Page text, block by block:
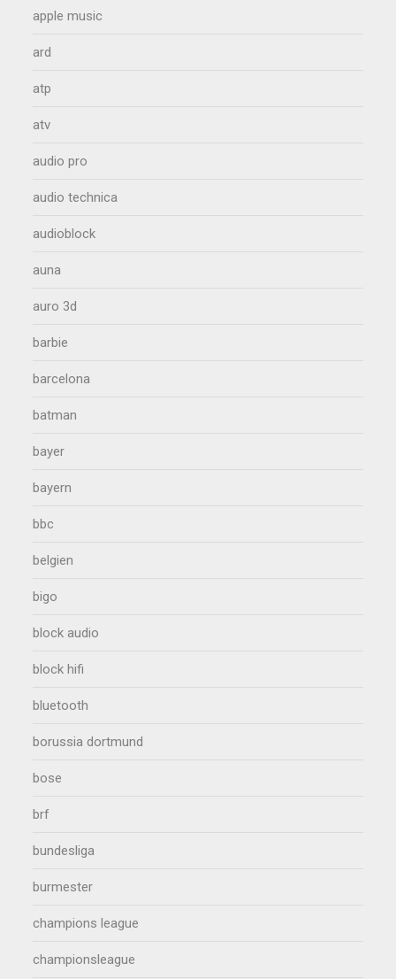
apple music
ard
atp
atv
audio pro
audio technica
audioblock
auna
auro 3d
barbie
barcelona
batman
bayer
bayern
bbc
belgien
bigo
block audio
block hifi
bluetooth
borussia dortmund
bose
brf
bundesliga
burmester
champions league
championsleague